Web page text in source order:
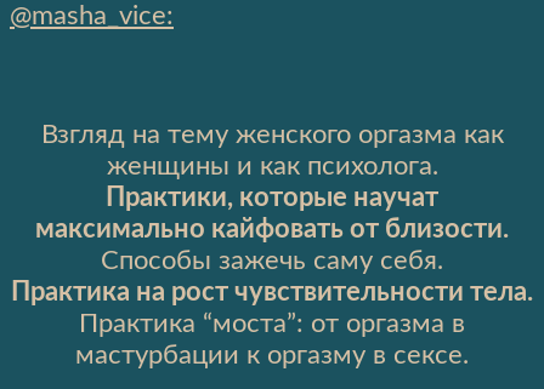
@masha_vice:
Взгляд на тему женского оргазма как
женщины и как психолога.
Практики, которые научат
максимально кайфовать от близости.
Способы зажечь саму себя.
Практика на рост чувствительности тела.
Практика “моста”: от оргазма в
мастурбации к оргазму в сексе.